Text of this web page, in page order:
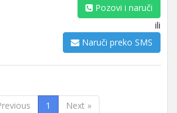
Pozovi i naruči
ili
Naruči preko SMS
1 Next »